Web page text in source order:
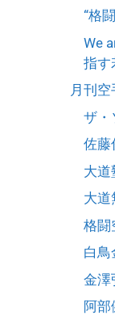
“格
We
指す
月刊空
ザ・
佐藤
大道
大道
格闘
白鳥
金澤
阿